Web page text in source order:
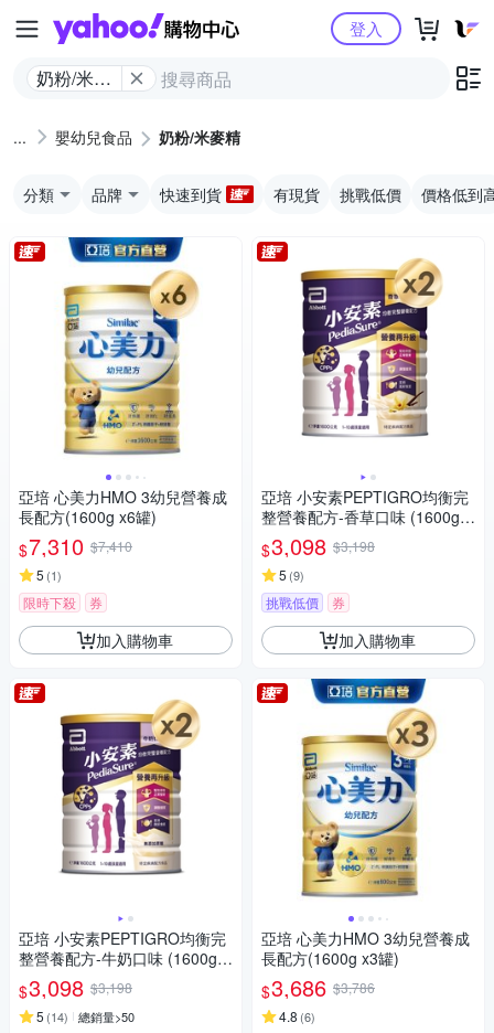
Yahoo購物中心
奶粉/米麥
登入
嬰幼兒食品 奶粉/米麥精
分類 品牌 快速到貨 有現貨 挑戰低價 價格低到
亞培 心美力HMO 3幼兒營養成
長配方(1600g x6罐)
$7,310 $7,410
5 (1)
限時下殺 券
加入購物車
亞培 小安素PEPTIGRO均衡完
整營養配方-牛奶口味 (1600g x
2入)
$3,098 $3,198
5 (14) 總銷量>50
亞培 小安素PEPTIGRO均衡完
整營養配方-香草口味 (1600g x
2入)
$3,098 $3,198
5 (9)
挑戰低價 券
加入購物車
亞培 心美力HMO 3幼兒營養成
長配方(1600g x3罐)
$3,686 $3,786
4.8 (6)